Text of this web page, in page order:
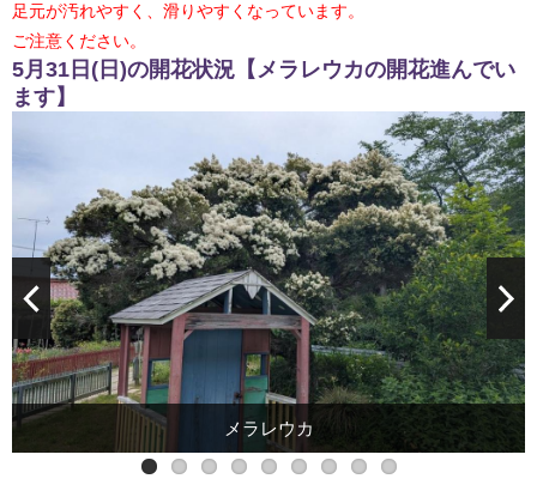
足元が汚れやすく、滑りやすくなっています。
ご注意ください。
5月31日(日)の開花状況【メラレウカの開花進んでい
ます】
メラレウカ
アジサイ
ササユリ